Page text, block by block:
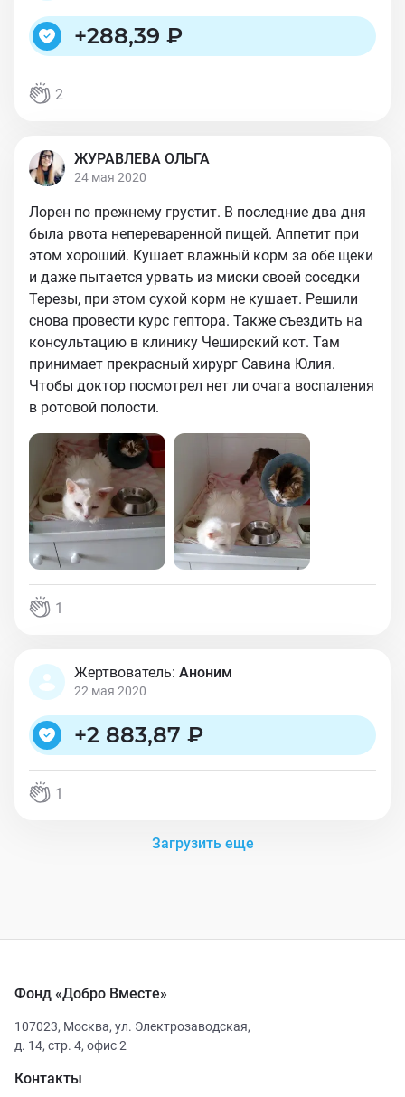
+288,39 ₽
2
ЖУРАВЛЕВА ОЛЬГА
24 мая 2020
Лорен по прежнему грустит. В последние два дня
была рвота непереваренной пищей. Аппетит при
этом хороший. Кушает влажный корм за обе щеки
и даже пытается урвать из миски своей соседки
Терезы, при этом сухой корм не кушает. Решили
снова провести курс гептора. Также съездить на
консультацию в клинику Чеширский кот. Там
принимает прекрасный хирург Савина Юлия.
Чтобы доктор посмотрел нет ли очага воспаления
в ротовой полости.
1
Жертвователь: Аноним
22 мая 2020
+2 883,87 ₽
1
Загрузить еще
Фонд «Добро Вместе»
107023, Москва, ул. Электрозаводская,
д. 14, стр. 4, офис 2
Контакты